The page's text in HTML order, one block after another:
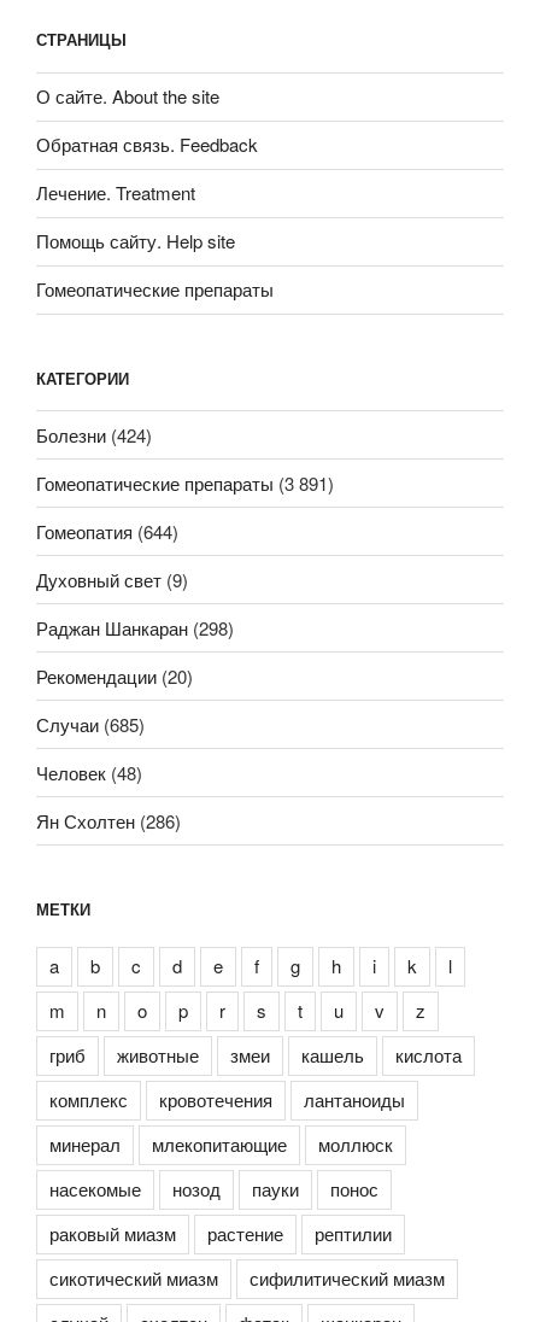
СТРАНИЦЫ
О сайте. About the site
Обратная связь. Feedback
Лечение. Treatment
Помощь сайту. Help site
Гомеопатические препараты
КАТЕГОРИИ
Болезни (424)
Гомеопатические препараты (3 891)
Гомеопатия (644)
Духовный свет (9)
Раджан Шанкаран (298)
Рекомендации (20)
Случаи (685)
Человек (48)
Ян Схолтен (286)
МЕТКИ
a b c d e f g h i k
l
m
n o p r s t u v
z
гриб
животные змеи кашель
кислота
комплекс
кровотечения
лантаноиды
минерал
млекопитающие
моллюск
насекомые
нозод пауки
понос
раковый миазм
растение
рептилии
сикотический миазм
сифилитический миазм